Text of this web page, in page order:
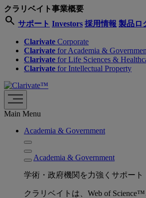
クラリベイト事業概要
search サポート Investors 採用情報 製品ロ
Clarivate Corporate
Clarivate for Academia &
Clarivate for Life Sciences &
Clarivate for Intellectual Property
Main Menu
Academia & Government
Academia & Government
学術・政府機関を力強くサポート
クラリベイトは、Web of